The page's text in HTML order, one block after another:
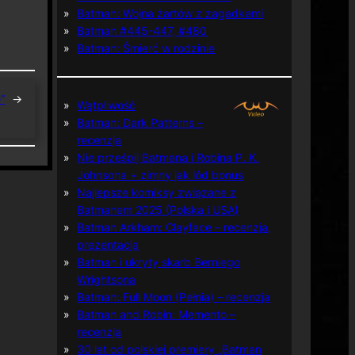
→
Batman: Wojna żartów z zagadkami
Batman #445-447, #480
Batman: Śmierć w rodzinie
Wątpliwość
Batman: Dark Patterns –
recenzja
Nie prześpij Batmana i Robina P. K.
Johnsona + zimny jak lód bonus
Najlepsze komiksy związane z
Batmanem 2025 (Polska i USA)
Batman Arkham: Clayface – recenzja,
prezentacja
Batman i ukryty skarb Berniego
Wrightsona
Batman: Full Moon (Pełnia) – recenzja
Batman and Robin: Memento –
recenzja
30 lat od polskiej premiery „Batman